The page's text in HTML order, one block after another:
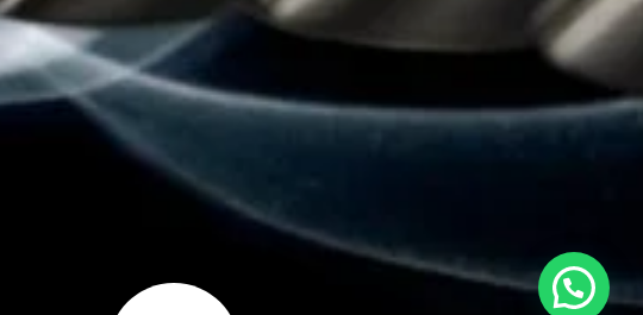
Estamos en línea para ayudarte